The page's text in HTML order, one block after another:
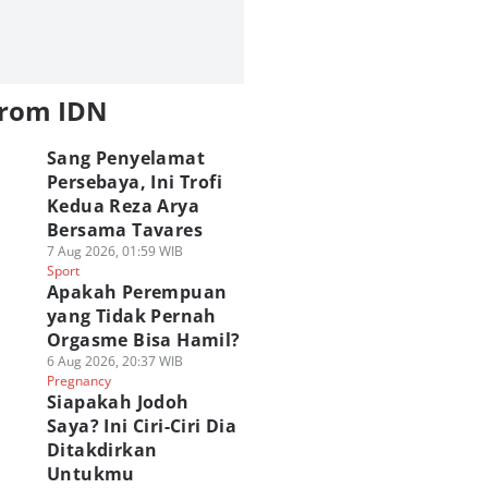
IDN
Sang Penyelamat
Persebaya, Ini Trofi
Kedua Reza Arya
Bersama Tavares
7 Aug 2026, 01:59 WIB
Sport
Apakah Perempuan
yang Tidak Pernah
Orgasme Bisa Hamil?
6 Aug 2026, 20:37 WIB
Pregnancy
Siapakah Jodoh
Saya? Ini Ciri-Ciri Dia
Ditakdirkan
Untukmu